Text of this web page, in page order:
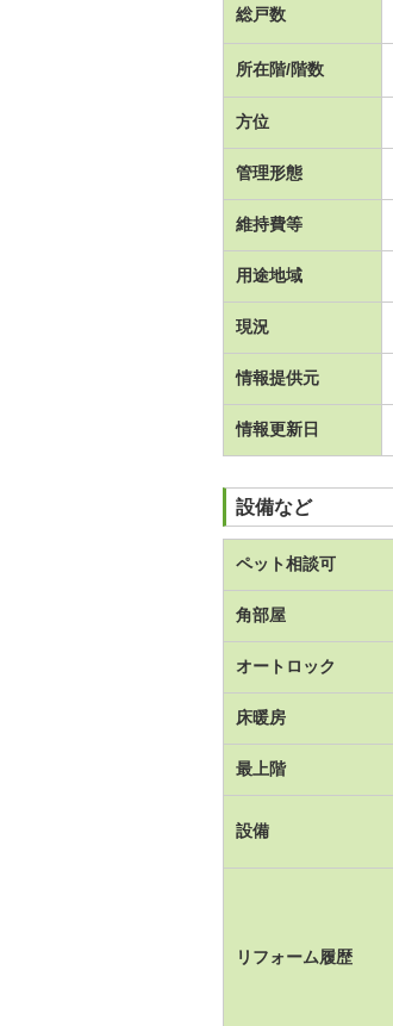
総戸数
所在階/階数
方位
管理形態
維持費等
用途地域
現況
情報提供元
情報更新日
設備など
ペット相談可
角部屋
オートロック
床暖房
最上階
設備
リフォーム履歴